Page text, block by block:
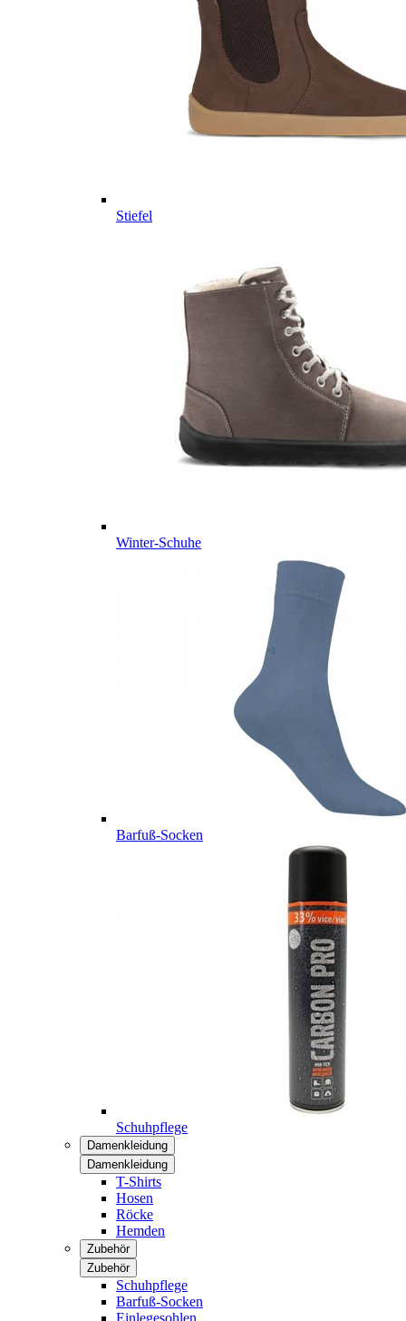
Stiefel
Winter-Schuhe
Barfuß-Socken
Schuhpflege
Damenkleidung
Damenkleidung
T-Shirts
Hosen
Röcke
Hemden
Zubehör
Zubehör
Schuhpflege
Barfuß-Socken
Einlegesohlen